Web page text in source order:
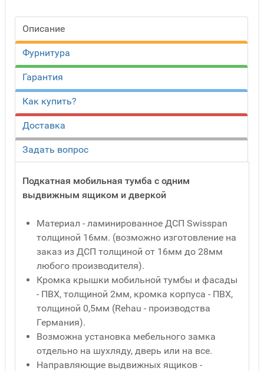
Описание
Фурнитура
Гарантия
Как купить?
Доставка
Задать вопрос
Подкатная мобильная тумба с одним
выдвижным ящиком и дверкой
Материал - ламинированное ДСП Swisspan
толщиной 16мм. (возможно изготовление на
заказ из ДСП толщиной от 16мм до 28мм
любого производителя).
Кромка крышки мобильной тумбы и фасады
- ПВХ, толщиной 2мм, кромка корпуса - ПВХ,
толщиной 0,5мм (Rehau - производства
Германия).
Возможна установка мебельного замка
отдельно на шухляду, дверь или на все.
Направляющие выдвижных ящиков -